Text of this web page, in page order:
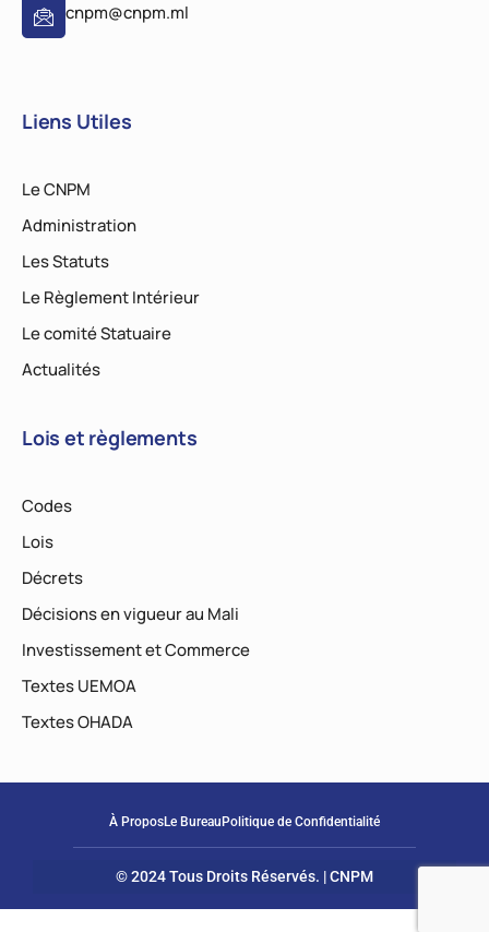
cnpm@cnpm.ml
Liens Utiles
Le CNPM
Administration
Les Statuts
Le Règlement Intérieur
Le comité Statuaire
Actualités
Lois et règlements
Codes
Lois
Décrets
Décisions en vigueur au Mali
Investissement et Commerce
Textes UEMOA
Textes OHADA
À ProposLe Bureau Politique de Confidentialité
© 2024 Tous Droits Réservés. | CNPM